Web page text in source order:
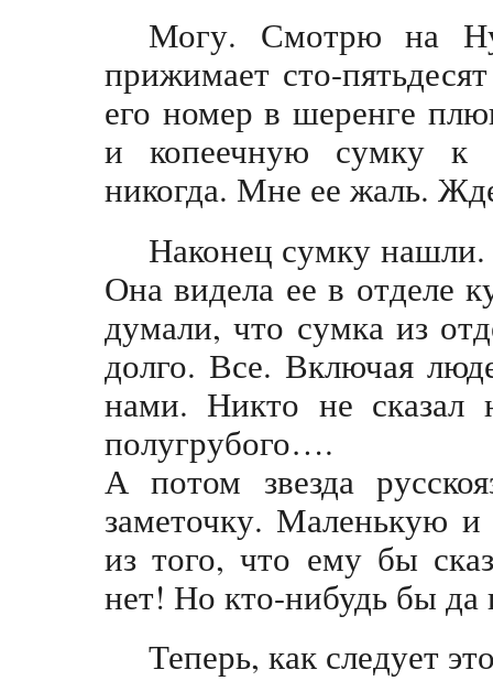
Могу. Смотрю на
прижимает сто-
его номер в шеренге
и копеечную сумку к
никогда. Мне ее жаль.
Наконец сумку
Она видела ее в отделе
думали, что сумка из
долго. Все. Включая
нами. Никто не сказал
полугрубого….
А потом звезда
заметочку. Маленькую
из того, что ему бы
нет! Но кто-нибудь бы
Теперь, как следует